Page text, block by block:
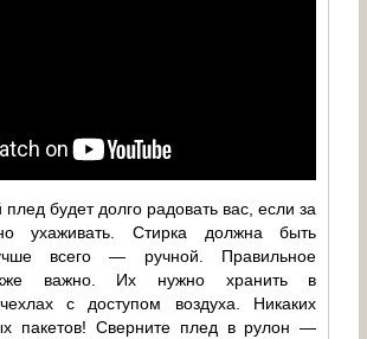
будет долго радовать вас, если за
ухаживать. Стирка должна быть
всего — ручной. Правильное
важно. Их нужно хранить в
с доступом воздуха. Никаких
пакетов! Сверните плед в рулон —